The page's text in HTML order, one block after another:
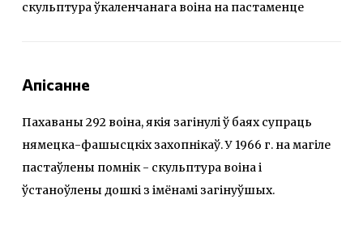
скульптура ўкаленчанага воіна на пастаменце
Апісанне
Пахаваны 292 воіна, якія загінулі ў баях супраць
нямецка-фашысцкіх захопнікаў. У 1966 г. на магіле
пастаўлены помнік - скульптура воіна і
ўстаноўлены дошкі з імёнамі загінуўшых.